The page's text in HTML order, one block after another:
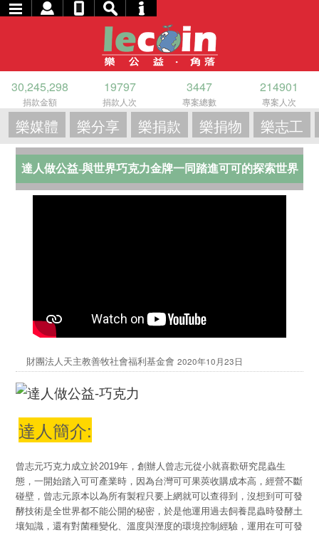
30,245,298
捐款金額
19797
捐款人次
3447
專案總數
214901
專案人次
樂媒體 樂分享 樂捐款 樂捐物 樂志工
達人做公益-與世界巧克力金牌一同踏進可可的探索世界
財團法人天主教善牧社會福利基金會2020年10月23日
達人簡介:
曾志元巧克力成立於2019年，創辦人曾志元從小就喜歡研究昆蟲生
態，一開始踏入可可產業時，因為台灣可可果莢收購成本高，經營不斷
碰壁，曾志元原本以為所有製程只要上網就可以查得到，沒想到可可發
酵技術是全世界都不能公開的秘密，於是他運用過去飼養昆蟲時發酵土
壤知識，還有對菌種變化、溫度與溼度的環境控制經驗，運用在可可發